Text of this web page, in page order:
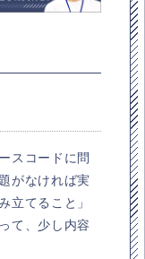
スコードに問
がなければ実
立てること」
て、少し内容